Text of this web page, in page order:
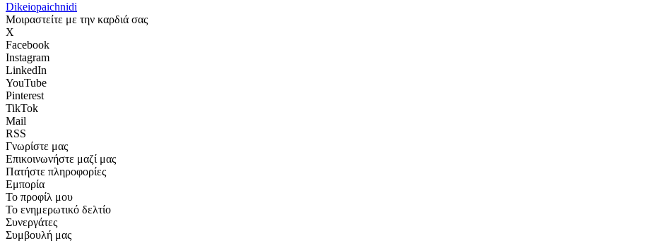
Dikeiopaichnidi
Μοιραστείτε με την καρδιά σας
X
Facebook
Instagram
LinkedIn
YouTube
Pinterest
TikTok
Mail
RSS
Γνωρίστε μας
Επικοινωνήστε μαζί μας
Πατήστε πληροφορίες
Εμπορία
Το προφίλ μου
Το ενημερωτικό δελτίο
Συνεργάτες
Συμβουλή μας